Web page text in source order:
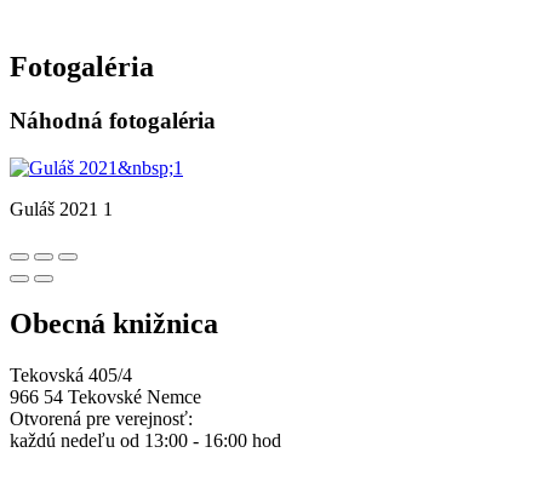
Fotogaléria
Náhodná fotogaléria
Guláš 2021 1
Obecná knižnica
Tekovská 405/4
966 54 Tekovské Nemce
Otvorená pre verejnosť:
každú nedeľu od 13:00 - 16:00 hod